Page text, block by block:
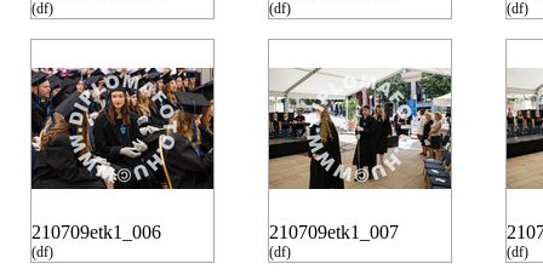
(df) (df) (df)
210709etk1_006
(df)
210709etk1_007
(df) (df)